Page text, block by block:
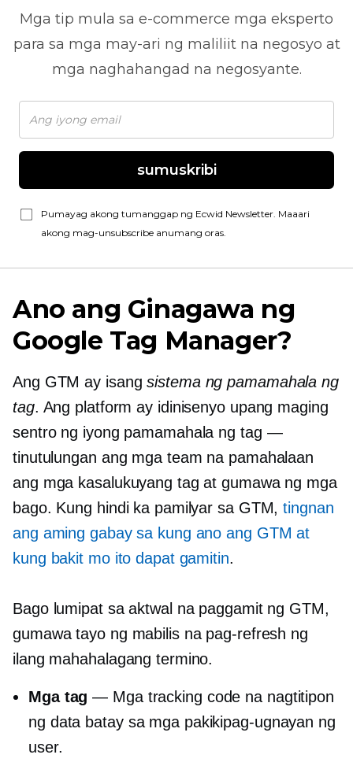
Mga tip mula sa e-commerce mga eksperto
para sa mga may-ari ng maliliit na negosyo at
mga naghahangad na negosyante.
sumuskribi
Pumayag akong tumanggap ng Ecwid Newsletter. Maaari
akong mag-unsubscribe anumang oras.
Ano ang Ginagawa ng
Google Tag Manager?
Ang GTM ay isangsistema ng pamamahala ng
tag. Ang platform ay idinisenyo upang maging
sentro ng iyong pamamahala ng tag —
tinutulungan ang mga team na pamahalaan
ang mga kasalukuyang tag at gumawa ng mga
bago. Kung hindi ka pamilyar sa GTM,tingnan
ang aming gabay sa kung ano ang GTM at
kung bakit mo ito dapat gamitin.
Bago lumipat sa aktwal na paggamit ng GTM,
gumawa tayo ng mabilis na pag-refresh ng
ilang mahahalagang termino.
Mga tag — Mga tracking code na nagtitipon
ng data batay sa mga pakikipag-ugnayan ng
user.